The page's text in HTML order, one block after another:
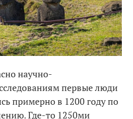
научно-
первые люди
примерно в 1200 году по
Где-то 1250ми